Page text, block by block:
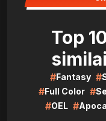
Top
#Fantasy #
#Full Color #
#OEL #